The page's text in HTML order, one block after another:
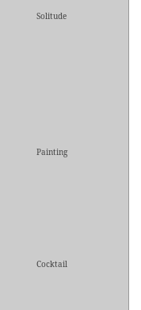
Solitude
Painting
Cocktail